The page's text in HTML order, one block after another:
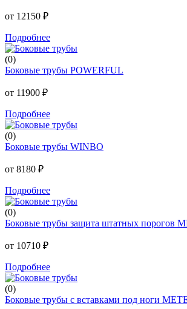
от 12150 ₽
Подробнее
(0)
Боковые трубы POWERFUL
от 11900 ₽
Подробнее
(0)
Боковые трубы WINBO
от 8180 ₽
Подробнее
(0)
Боковые трубы защита штатных порогов
от 10710 ₽
Подробнее
(0)
Боковые трубы с вставками под ноги